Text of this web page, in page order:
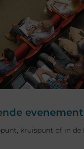
evenement
kruispunt of in de